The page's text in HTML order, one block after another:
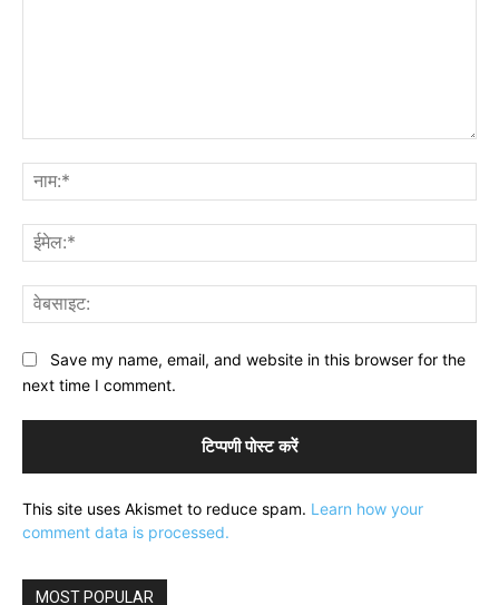
Save my name, email, and website in this browser for the
next time I comment.
This site uses Akismet to reduce spam. Learn how your
comment data is processed.
MOST POPULAR